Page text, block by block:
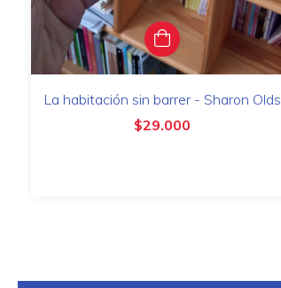
La habitación sin barrer - Sharon Olds
$29.000